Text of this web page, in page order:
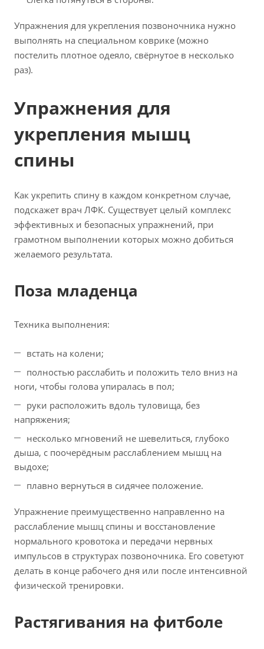
Упражнения для укрепления позвоночника нужно
выполнять на специальном коврике (можно
постелить плотное одеяло, свёрнутое в несколько
раз).
Упражнения для
укрепления мышц
спины
Как укрепить спину в каждом конкретном случае,
подскажет врач ЛФК. Существует целый комплекс
эффективных и безопасных упражнений, при
грамотном выполнении которых можно добиться
желаемого результата.
Поза младенца
Техника выполнения:
встать на колени;
полностью расслабить и положить тело вниз на
ноги, чтобы голова упиралась в пол;
руки расположить вдоль туловища, без
напряжения;
несколько мгновений не шевелиться, глубоко
дыша, с поочерёдным расслаблением мышц на
выдохе;
плавно вернуться в сидячее положение.
Упражнение преимущественно направленно на
расслабление мышц спины и восстановление
нормального кровотока и передачи нервных
импульсов в структурах позвоночника. Его советуют
делать в конце рабочего дня или после интенсивной
физической тренировки.
Растягивания на фитболе